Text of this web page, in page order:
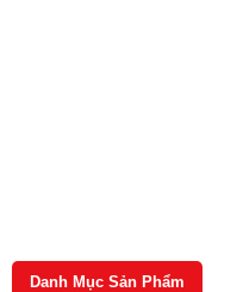
Danh Mục Sản Phẩm